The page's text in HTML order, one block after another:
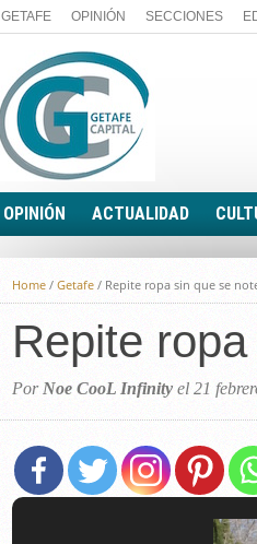
GETAFE OPINIÓN SECCIONES
OPINIÓN
A FIN DE CUENTAS
PALABRA DE CONCEJAL
LA PIEDRA DE SÍSIFO
EL SACAPUNTAS
TODAS LAS BANDERAS
ROTAS
ACTUALIDAD
POLÍTICA
ECONOMÍA
SOCIEDAD
BREVES
Home / Getafe / Repite ropa sin que se
Repite
Por Noe CooL Infinity el 21